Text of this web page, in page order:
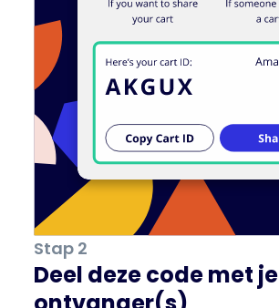
Stap 2
Deel deze code met je